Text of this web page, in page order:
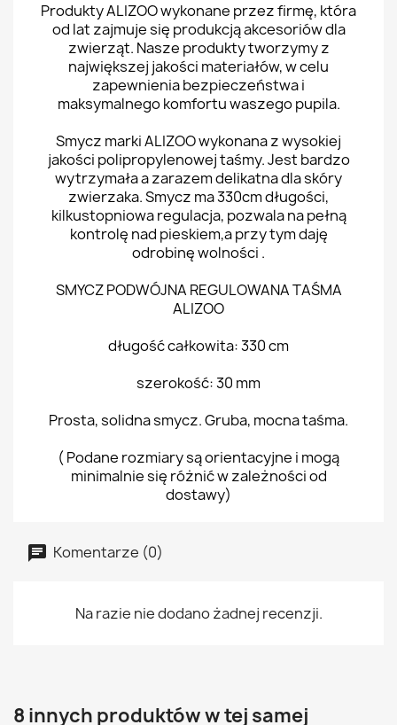
Produkty ALIZOO wykonane przez firmę, która
od lat zajmuje się produkcją akcesoriów dla
zwierząt. Nasze produkty tworzymy z
największej jakości materiałów, w celu
zapewnienia bezpieczeństwa i
maksymalnego komfortu waszego pupila.
Smycz marki ALIZOO wykonana z wysokiej
jakości polipropylenowej taśmy. Jest bardzo
wytrzymała a zarazem delikatna dla skóry
zwierzaka. Smycz ma 330cm długości,
kilkustopniowa regulacja, pozwala na pełną
kontrolę nad pieskiem,a przy tym daję
odrobinę wolności .
SMYCZ PODWÓJNA REGULOWANA TAŚMA
ALIZOO
długość całkowita: 330 cm
szerokość: 30 mm
Prosta, solidna smycz. Gruba, mocna taśma.
( Podane rozmiary są orientacyjne i mogą
minimalnie się różnić w zależności od
dostawy)
Komentarze (0)
Na razie nie dodano żadnej recenzji.
8 innych produktów w tej samej